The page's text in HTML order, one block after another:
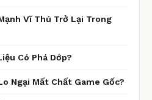
Vĩ Thú Trở Lại Trong
Có Phá Dớp?
Ngại Mất Chất Game Gốc?